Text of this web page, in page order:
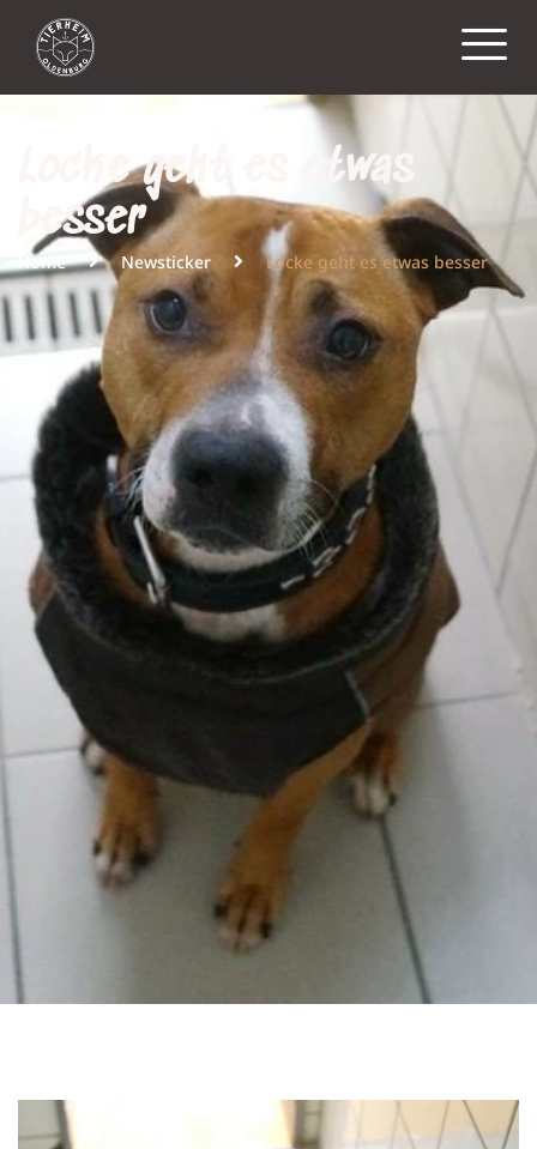
Locke geht es etwas
besser
Home Newsticker Locke geht es etwas besser